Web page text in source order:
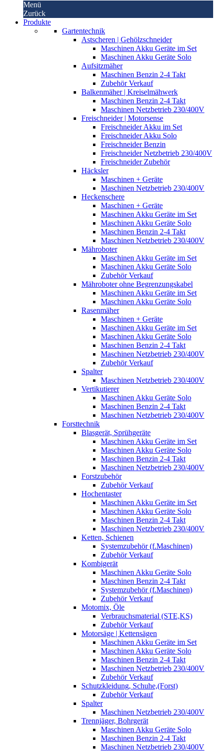
Menü
Zurück
Produkte
Gartentechnik
Astscheren | Gehölzschneider
Maschinen Akku Geräte im Set
Maschinen Akku Geräte Solo
Aufsitzmäher
Maschinen Benzin 2-4 Takt
Zubehör Verkauf
Balkenmäher | Kreiselmähwerk
Maschinen Benzin 2-4 Takt
Maschinen Netzbetrieb 230/400V
Freischneider | Motorsense
Freischneider Akku im Set
Freischneider Akku Solo
Freischneider Benzin
Freischneider Netzbetrieb 230/400V
Freischneider Zubehör
Häcksler
Maschinen + Geräte
Maschinen Netzbetrieb 230/400V
Heckenschere
Maschinen + Geräte
Maschinen Akku Geräte im Set
Maschinen Akku Geräte Solo
Maschinen Benzin 2-4 Takt
Maschinen Netzbetrieb 230/400V
Mähroboter
Maschinen Akku Geräte im Set
Maschinen Akku Geräte Solo
Zubehör Verkauf
Mähroboter ohne Begrenzungskabel
Maschinen Akku Geräte im Set
Maschinen Akku Geräte Solo
Rasenmäher
Maschinen + Geräte
Maschinen Akku Geräte im Set
Maschinen Akku Geräte Solo
Maschinen Benzin 2-4 Takt
Maschinen Netzbetrieb 230/400V
Zubehör Verkauf
Spalter
Maschinen Netzbetrieb 230/400V
Vertikutierer
Maschinen Akku Geräte Solo
Maschinen Benzin 2-4 Takt
Maschinen Netzbetrieb 230/400V
Forsttechnik
Blasgerät, Sprühgeräte
Maschinen Akku Geräte im Set
Maschinen Akku Geräte Solo
Maschinen Benzin 2-4 Takt
Maschinen Netzbetrieb 230/400V
Forstzubehör
Zubehör Verkauf
Hochentaster
Maschinen Akku Geräte im Set
Maschinen Akku Geräte Solo
Maschinen Benzin 2-4 Takt
Maschinen Netzbetrieb 230/400V
Ketten, Schienen
Systemzubehör (f.Maschinen)
Zubehör Verkauf
Kombigerät
Maschinen Akku Geräte Solo
Maschinen Benzin 2-4 Takt
Systemzubehör (f.Maschinen)
Zubehör Verkauf
Motomix, Öle
Verbrauchsmaterial (STE,KS)
Zubehör Verkauf
Motorsäge | Kettensägen
Maschinen Akku Geräte im Set
Maschinen Akku Geräte Solo
Maschinen Benzin 2-4 Takt
Maschinen Netzbetrieb 230/400V
Zubehör Verkauf
Schutzkleidung, Schuhe,(Forst)
Zubehör Verkauf
Spalter
Maschinen Netzbetrieb 230/400V
Trennjäger, Bohrgerät
Maschinen Akku Geräte Solo
Maschinen Benzin 2-4 Takt
Maschinen Netzbetrieb 230/400V